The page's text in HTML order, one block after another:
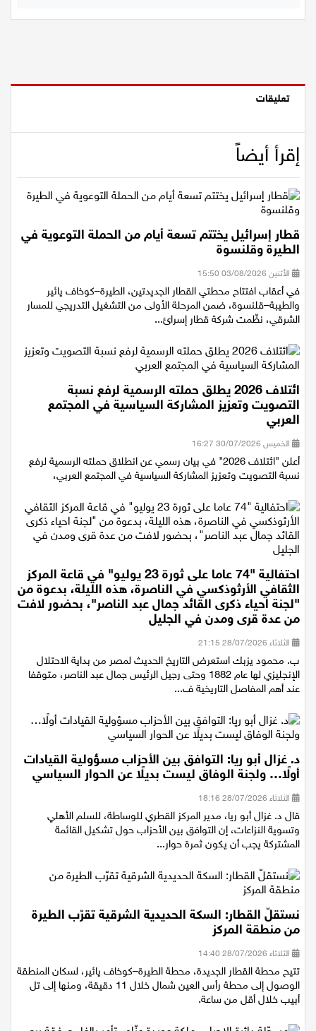
تعليقات
إقرأ أيضاً
قطار إسرائيل يختتم تسعة أيام من الحملة التوعوية في
الطيرة وقلنسوة
الأثنين 03/08/2026 15:50
في أعقاب افتتاح محطتي القطار الجديدتين، الطيرة–كوخاف يائير
والطيبة–قلنسوة، ضمن المرحلة الأولى من التشغيل التدريجي للمسار
الشرقي، نظّمت شركة قطار إسرائ...
ائتلاف 2026 يطلق حملته الرسمية لرفع نسبة
التصويت وتعزيز المشاركة السياسية في المجتمع
العربي
الخميس 30/07/2026 16:27
أعلن "ائتلاف 2026" في بيان رسمي عن انطلاق حملته الرسمية لرفع
نسبة التصويت وتعزيز المشاركة السياسية في المجتمع العربي،
احتفالية "74 عاما على ثورة 23 يوليو" في قاعة المركز
الثقافي الأرثوذكسي في الناصرة، هذه الليلة، بدعوة من
"لجنة احياء ذكرى القائد جمال عبد الناصر"، بحضور لافت
من عدة قرى ومدن في الجليل
الثلاثاء 28/07/2026 21:15
ب. محمود يزبك استعرض التاريخ الحديث لمصر من بداية الاحتلال
الإنجليزي لها عام 1882 وحتى رجيل الرئيس جمال عبد الناصر، متوقفا
عند أهم المفاصل التاريخية ف...
د. غزال أبو ريا: التوافق بين الأحزاب مسؤولية القيادات
أولًا… ولجنة الوفاق ليست بديلًا عن الحوار السياسي
الثلاثاء 28/07/2026 18:16
قال د. غزال أبو ريا، مدير المركز القطري للوساطة، للسلم الأهلي
وتسوية النزاعات، إن التوافق بين الأحزاب حول تشكيل القائمة
المشتركة يجب أن يكون ثمرة حوار...
نستقلّ القطار: السكة الحديدية الشرقية تقرّب الطيرة
من منطقة المركز
الثلاثاء 28/07/2026 14:40
تتيح محطة القطار الجديدة، محطة الطيرة–كوخاف يائير، لسكان المنطقة
الوصول إلى محطة رأس العين شمال خلال 11 دقيقة، ومنها إلى تل
أبيب خلال أقل من ساعة.